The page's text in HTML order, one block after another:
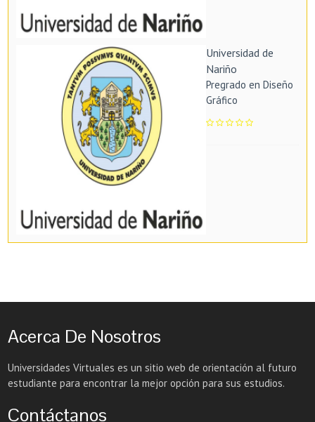
Universidad de
Nariño
Pregrado en Diseño
Gráfico
Acerca De Nosotros
Universidades Virtuales es un sitio web de orientación al futuro
estudiante para encontrar la mejor opción para sus estudios.
Contáctanos